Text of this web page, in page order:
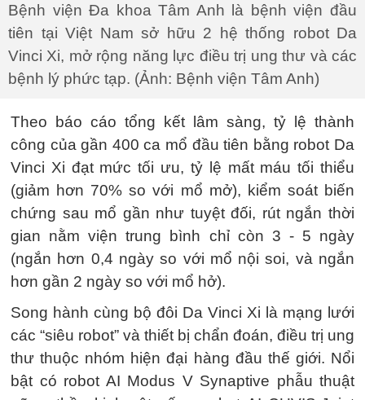
Bệnh viện Đa khoa Tâm Anh là bệnh viện đầu
tiên tại Việt Nam sở hữu 2 hệ thống robot Da
Vinci Xi, mở rộng năng lực điều trị ung thư và các
bệnh lý phức tạp. (Ảnh: Bệnh viện Tâm Anh)
Theo báo cáo tổng kết lâm sàng, tỷ lệ thành
công của gần 400 ca mổ đầu tiên bằng robot Da
Vinci Xi đạt mức tối ưu, tỷ lệ mất máu tối thiểu
(giảm hơn 70% so với mổ mở), kiểm soát biến
chứng sau mổ gần như tuyệt đối, rút ngắn thời
gian nằm viện trung bình chỉ còn 3 - 5 ngày
(ngắn hơn 0,4 ngày so với mổ nội soi, và ngắn
hơn gần 2 ngày so với mổ hở).
Song hành cùng bộ đôi Da Vinci Xi là mạng lưới
các “siêu robot” và thiết bị chẩn đoán, điều trị ung
thư thuộc nhóm hiện đại hàng đầu thế giới. Nổi
bật có robot AI Modus V Synaptive phẫu thuật